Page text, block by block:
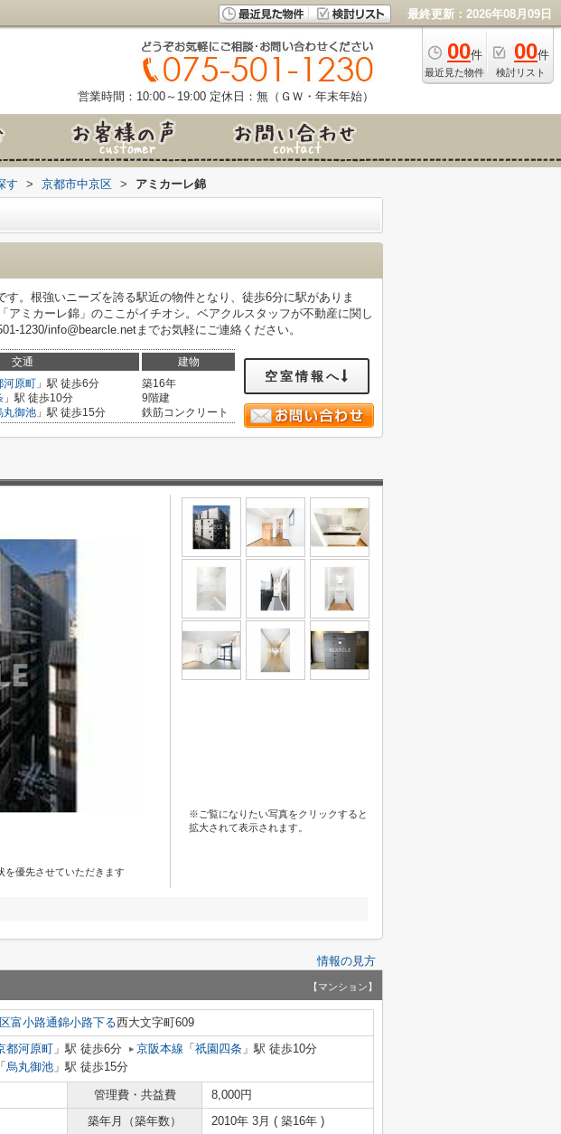
最終更新：2026年08月09日
00件
最近見た物件
00件
検討リスト
営業時間：10:00～19:00 定休日：無（ＧＷ・年末年始）
す > 京都市中京区 > アミカーレ錦
。根強いニーズを誇る駅近の物件となり、徒歩6分に駅がありま
アミカーレ錦」のここがイチオシ。ベアクルスタッフが不動産に関し
1230/info@bearcle.netまでお気軽にご連絡ください。
交通 建物
河原町 」駅 徒歩6分
」駅 徒歩10分
丸御池 」駅 徒歩15分
築16年
9階建
鉄筋コンクリート
空室情報へ
優先させていただきます
※ご覧になりたい写真をクリックすると
拡大されて表示されます。
情報の見方
【マンション】
富小路通錦小路下る西大文字町609
都河原町 」駅 徒歩6分 京阪本線 「 祇園四条 」駅 徒歩10分
「 烏丸御池 」駅 徒歩15分
管理費・共益費
8,000円
築年月（築年数） 2010年 3月 ( 築16年 )